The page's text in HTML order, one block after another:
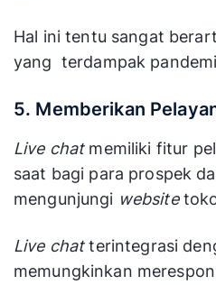
Hal ini tentu sangat
yang terdampak
5. Memberikan
Live chat memiliki fitur
saat bagi para prospek
mengunjungi website
Live chatterintegrasi
memungkinkan